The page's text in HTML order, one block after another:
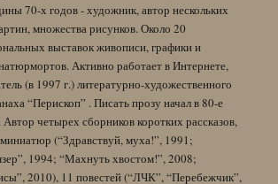
70-х годов - художник, автор нескольких
множества рисунков. Около 20
выставок живописи, графики и
Активно работает в Интернете,
(в 1997 г.) литературно-художественного
“Перископ” . Писать прозу начал в 80-е
четырех сборников коротких рассказов,
миниатюр (“Здравствуй, муха!”, 1991;
1994; “Махнуть хвостом!”, 2008;
2010), 11 повестей (“ЛЧК”, “Перебежчик”,